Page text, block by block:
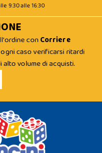
9:30 alle 16:30
con Corriere
caso verificarsi ritardi
volume di acquisti.